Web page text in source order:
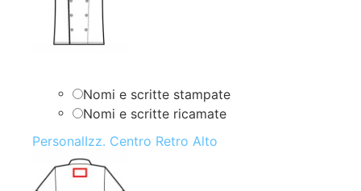
Nomi e scritte stampate
Nomi e scritte ricamate
PersonalIzz. Centro Retro Alto